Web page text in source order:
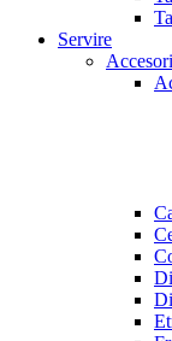
Servire